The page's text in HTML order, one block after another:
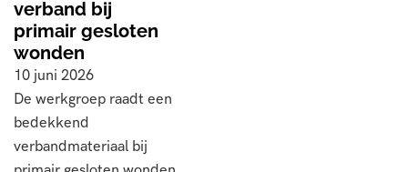
verband bij
primair gesloten
wonden
10 juni 2026
De werkgroep raadt een
bedekkend
verbandmateriaal bij